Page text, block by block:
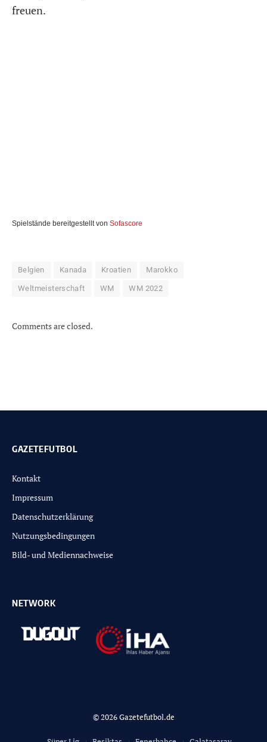
freuen.
Spielstände bereitgestellt von Sofascore
Belgien Kanada Kroatien Marokko
Weltmeisterschaft WM WM 2022
Comments are closed.
GAZETEFUTBOL
Kontakt
Impressum
Datenschutzerklärung
Nutzungsbedingungen
Bild- und Mediennachweise
NETWORK
© 2026 Gazetefutbol.de